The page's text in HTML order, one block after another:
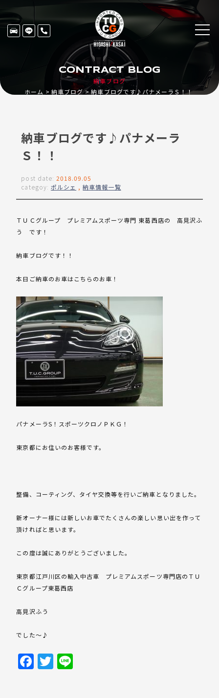
納車ブログ
CONTRACT BLOG
ホーム 納車ブログ 納車ブログです♪パナメーラＳ！！
納車ブログです♪パナメーラ
Ｓ！！
post date: 2018.09.05
categoy: ポルシェ ,納車情報一覧
ＴＵＣグループ プレミアムスポーツ専門 東葛西店の 高見沢ふ
う です！
納車ブログです！！
本日ご納車のお車はこちらのお車！
パナメーラS！スポーツクロノＰＫＧ！
東京都にお住いのお客様です。
整備、コーティング、タイヤ交換等を行いご納車となりました。
新オーナー様には新しいお車でたくさんの楽しい思い出を作って
頂ければと思います。
この度は誠にありがとうございました。
東京都江戸川区の輸入中古車 プレミアムスポーツ専門店のＴＵ
Ｃグループ東葛西店
高見沢ふう
でした～♪
Facebook
Twitter